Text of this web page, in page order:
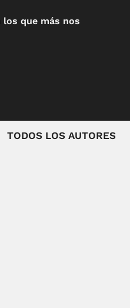
que más nos
TODOS LOS AUTORES